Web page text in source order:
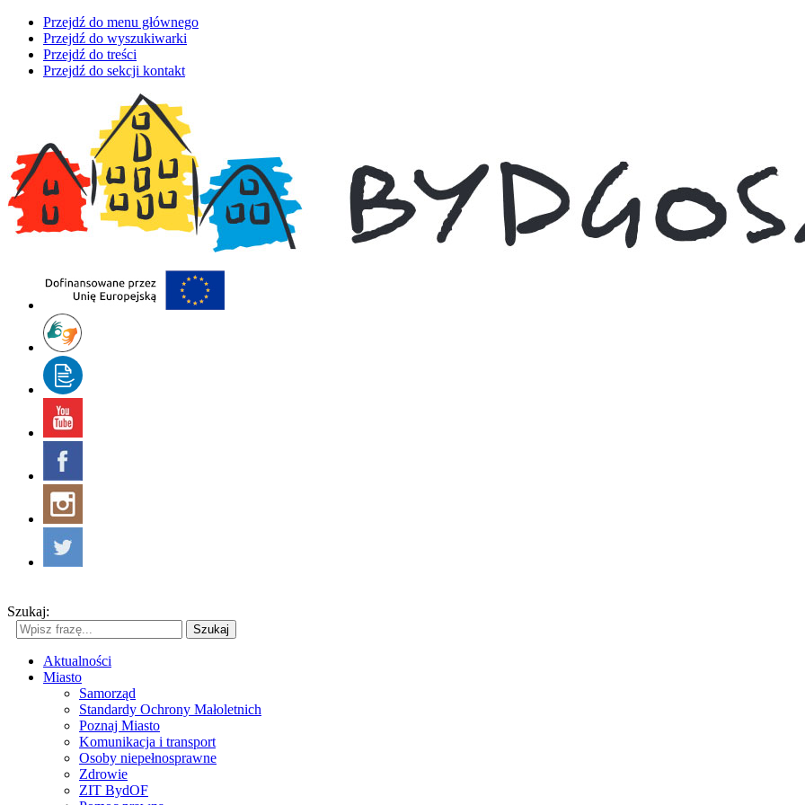
Przejdź do menu głównego
Przejdź do wyszukiwarki
Przejdź do treści
Przejdź do sekcji kontakt
Szukaj:
Szukaj
Aktualności
Miasto
Samorząd
Standardy Ochrony Małoletnich
Poznaj Miasto
Komunikacja i transport
Osoby niepełnosprawne
Zdrowie
ZIT BydOF